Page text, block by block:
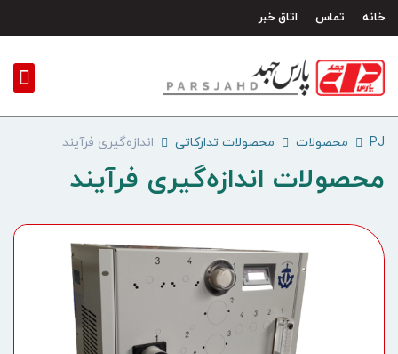
خانه تماس اتاق خبر
PJ محصولات محصولات تدارکاتی اندازه‌گیری فرآیند
محصولات اندازه‌گیری فرآیند